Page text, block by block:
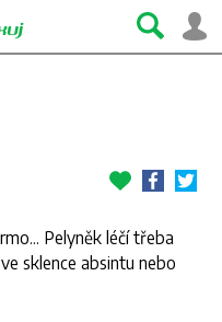
Pelyněk léčí třeba
sklence absintu nebo